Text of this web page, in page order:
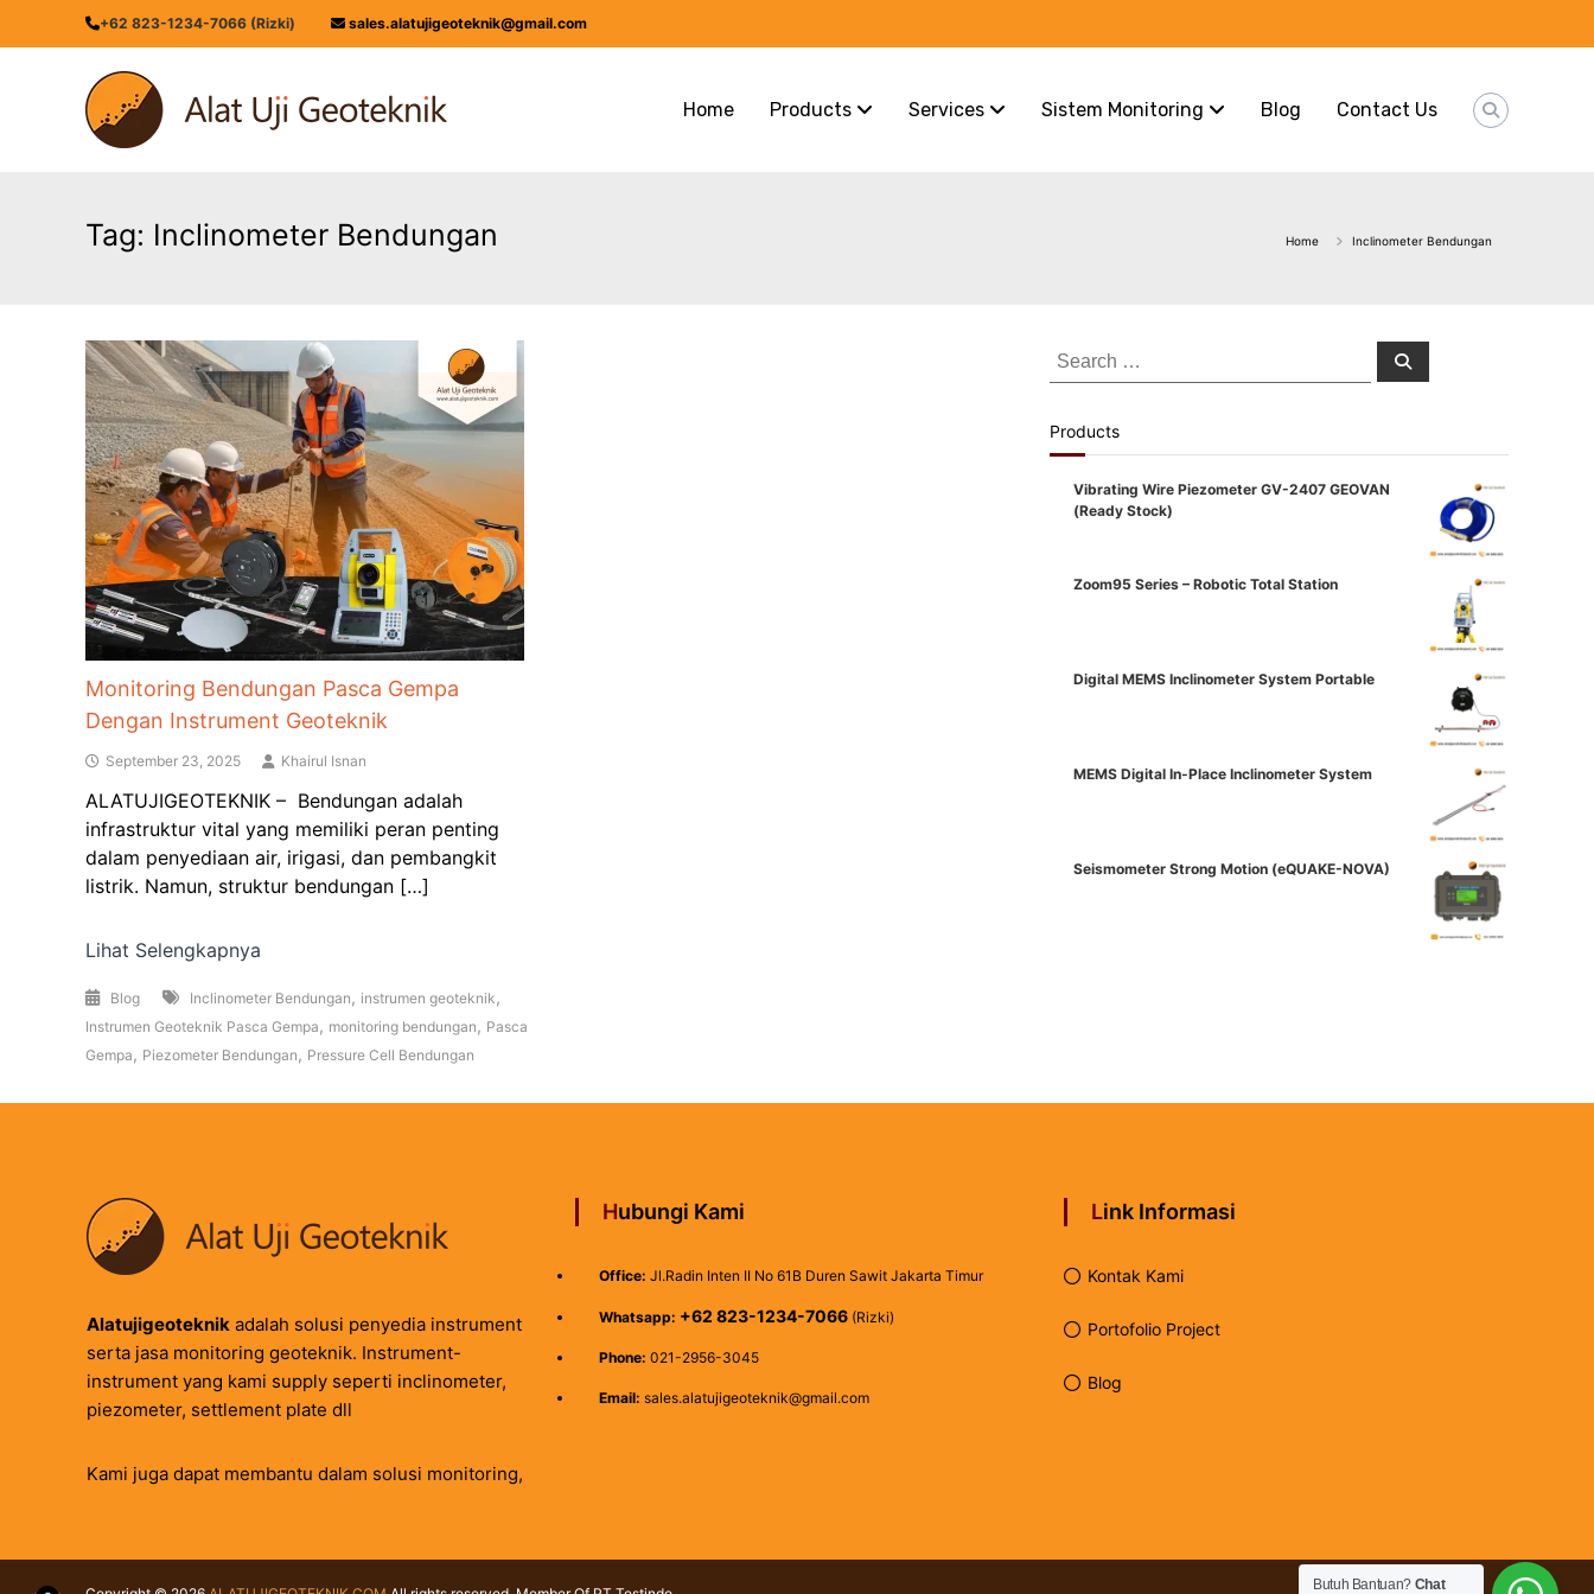
to
+62 823-1234-7066 (Rizki) sales.alatujigeoteknik@gmail.com
ALATUJIGEOTEKNIK.COM
DISTRIBUTOR
INSTRUMENT
MONITORING
GEOTEKNIK
Home Products Services Sistem Monitoring Blog Contact Us
Tag: Inclinometer Bendungan Home Inclinometer Bendungan
Monitoring Bendungan Pasca Gempa
Dengan Instrument Geoteknik
September 23, 2025 Khairul Isnan
ALATUJIGEOTEKNIK – Bendungan adalah
infrastruktur vital yang memiliki peran penting
dalam penyediaan air, irigasi, dan pembangkit
listrik. Namun, struktur bendungan […]
Lihat Selengkapnya
Blog Inclinometer Bendungan , instrumen geoteknik ,
Instrumen Geoteknik Pasca Gempa , monitoring bendungan , Pasca
Gempa , Piezometer Bendungan , Pressure Cell Bendungan
Search
for:
Search
Products
Vibrating Wire Piezometer GV-2407 GEOVAN
(Ready Stock)
Zoom95 Series – Robotic Total Station
Digital MEMS Inclinometer System Portable
MEMS Digital In-Place Inclinometer System
Seismometer Strong Motion (eQUAKE-NOVA)
Alatujigeoteknik adalah solusi penyedia instrument
serta jasa monitoring geoteknik. Instrument-
instrument yang kami supply seperti inclinometer,
piezometer, settlement plate dll
Kami juga dapat membantu dalam solusi monitoring,
Hubungi Kami
Office: Jl.Radin Inten II No 61B Duren Sawit Jakarta Timur
Whatsapp: +62 823-1234-7066 (Rizki)
Phone: 021-2956-3045
Email: sales.alatujigeoteknik@gmail.com
Link Informasi
Kontak Kami
Portofolio Project
Blog
Butuh Bantuan? Chat